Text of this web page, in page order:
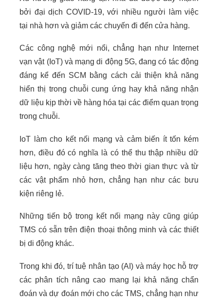
bởi đại dịch COVID-19, với nhiều người làm việc
tại nhà hơn và giảm các chuyến đi đến cửa hàng.
Các công nghệ mới nổi, chẳng hạn như
Internet
vạn vật(IoT) và mạng di động 5G, đang có tác động
đáng kể đến SCM bằng cách cải thiện khả năng
hiển thị trong chuỗi cung ứng hay khả năng nhận
dữ liệu kịp thời về hàng hóa tại các điểm quan trọng
trong chuỗi.
IoT làm cho kết nối mạng và cảm biến ít tốn kém
hơn, điều đó có nghĩa là có thể thu thập nhiều dữ
liệu hơn, ngày càng tăng theo thời gian thực và từ
các vật phẩm nhỏ hơn, chẳng hạn như các bưu
kiện riêng lẻ.
Những tiến bộ trong kết nối mạng này cũng giúp
TMS có sẵn trên điện thoại thông minh và các thiết
bị di động khác.
Trong khi đó, trí tuệ nhân tạo (AI) và máy học hỗ trợ
các phân tích nâng cao mang lại khả năng chẩn
đoán và dự đoán mới cho các TMS, chẳng hạn như